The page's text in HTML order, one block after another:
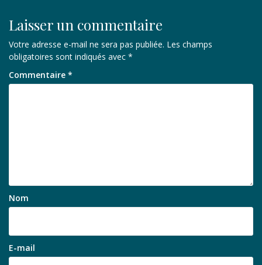
Laisser un commentaire
Votre adresse e-mail ne sera pas publiée. Les champs
obligatoires sont indiqués avec *
Commentaire *
Nom
E-mail